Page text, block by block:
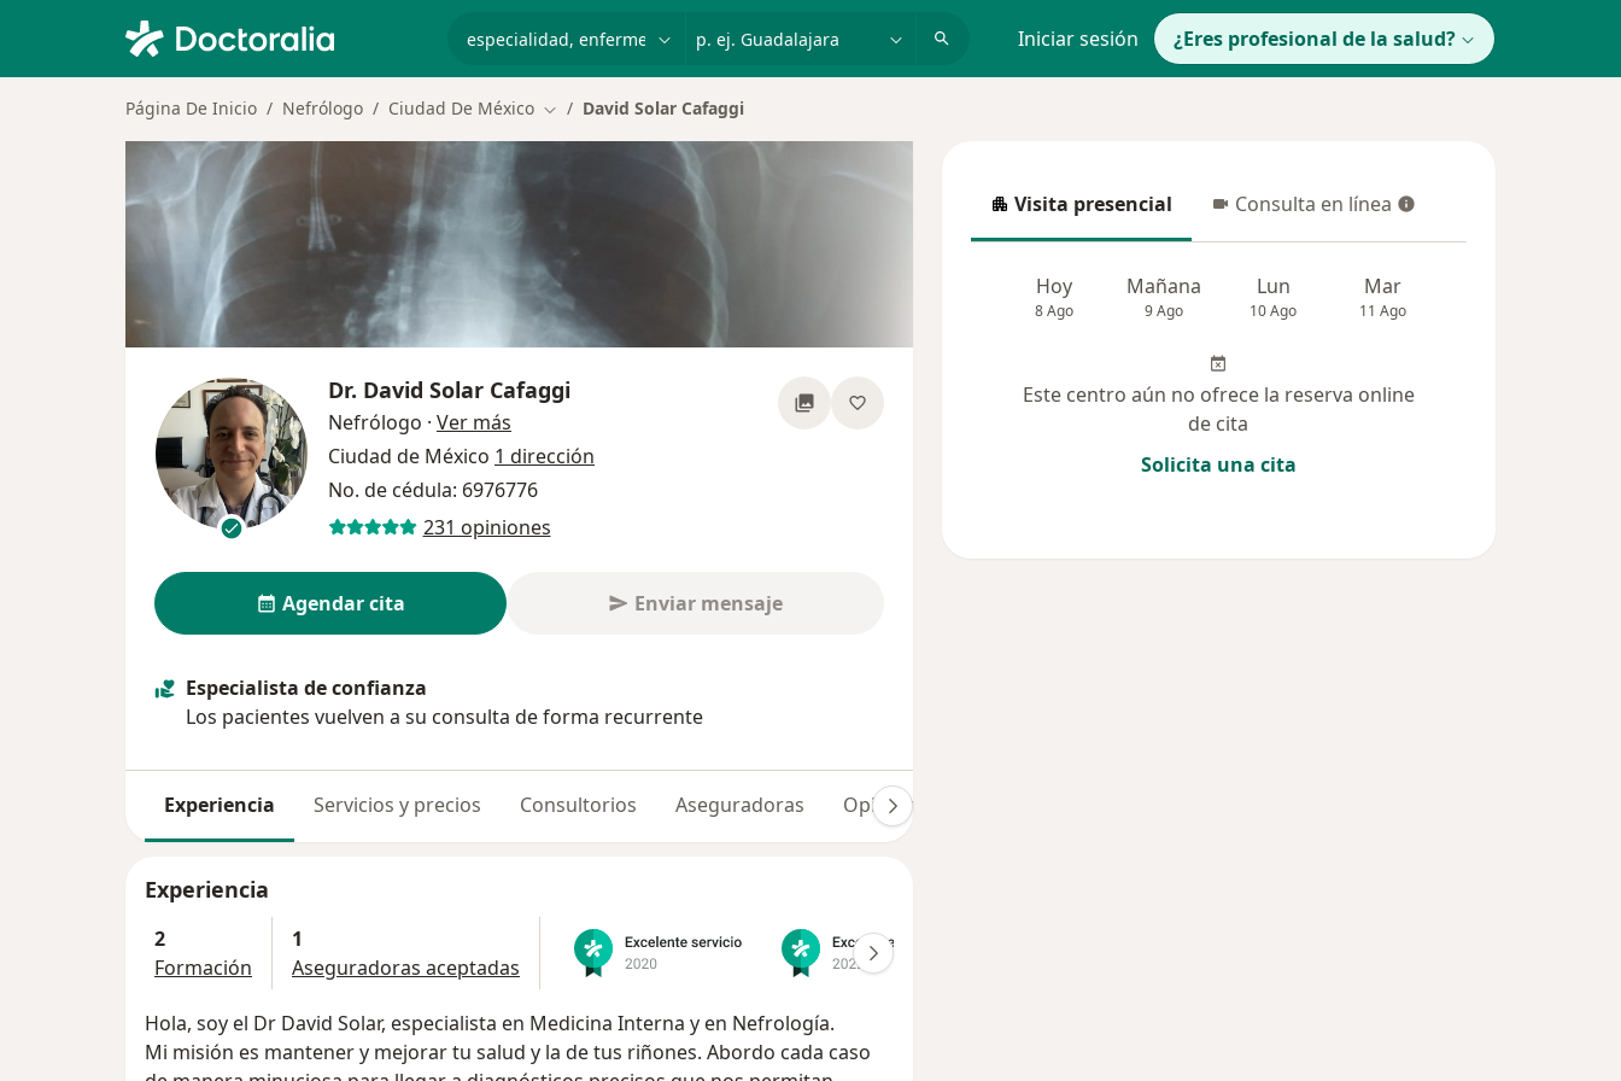
Iniciar sesión ¿Eres profesional de la salud?
Página De Inicio Nefrólogo Ciudad De México Cambiar de ciudad
David Solar Cafaggi
Dr. David Solar Cafaggi
Nefrólogo · Ver más
Ciudad de México 1 dirección
No. de cédula: 6976776
231 opiniones
Agendar cita Enviar mensaje
Especialista de confianza
Los pacientes vuelven a su consulta de forma recurrente
Experiencia Servicios y precios Consultorios Aseguradoras Opiniones (231)
Experiencia
2
Formación
1
Aseguradoras aceptadas
Hola, soy el Dr David Solar, especialista en Medicina Interna y en Nefrología.
Mi misión es mantener y mejorar tu salud y la de tus riñones. Abordo cada caso
Visita presencial
Visita presencial Consulta en línea
Consulta en línea
Hoy
8 Ago
Mañana
9 Ago
Lun
10 Ago
Mar
11 Ago
Este centro aún no ofrece la reserva online
de cita
Solicita una cita